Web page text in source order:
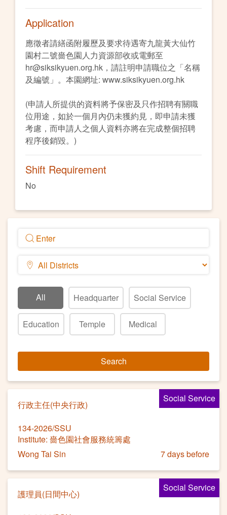
All Headquarter Social Service
Education Temple Medical
Search
Social Service
行政主任(中央行政)
134-2026/SSU
Institute: 嗇色園社會服務統籌處
Wong Tai Sin
7 days before
Social Service
護理員(日間中心)
Application
應徵者請繕函附履歷及要求待遇寄九龍黃大仙竹
園村二號嗇色園人力資源部收或電郵至
hr@siksikyuen.org.hk，請註明申請職位之「名稱
及編號」。本園網址: www.siksikyuen.org.hk
(申請人所提供的資料將予保密及只作招聘有關職
位用途，如於一個月內仍未獲約見，即申請未獲
考慮，而申請人之個人資料亦將在完成整個招聘
程序後銷毀。)
Shift Requirement
No